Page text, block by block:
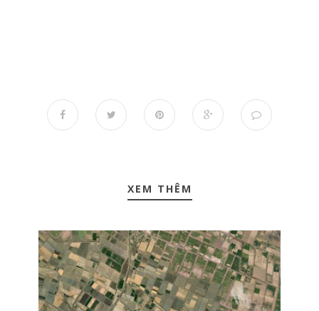
XEM THÊM